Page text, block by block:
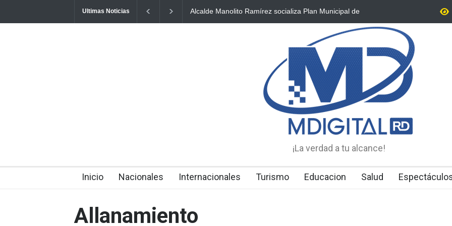
Ultimas Noticias
Alcalde Manolito Ramírez socializa Plan Municipal de
Hombre hallado
¡La verdad a tu alcance!
Inicio Nacionales Internacionales Turismo Educacion Salud
Allanamiento